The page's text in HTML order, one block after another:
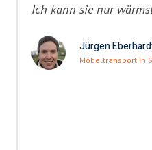
Ich kann sie nur
Jürgen
Möbeltransport in